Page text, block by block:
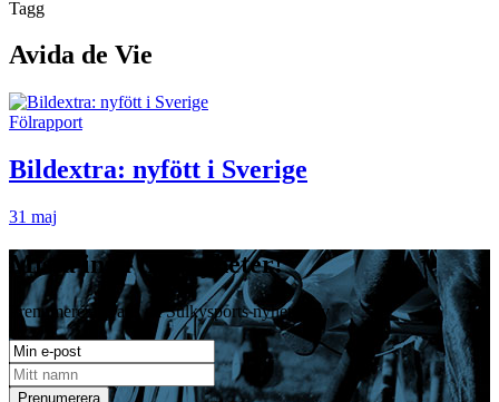
Tagg
Avida de Vie
Fölrapport
Bildextra: nyfött i Sverige
31 maj
Missa inga travnyheter!
Prenumerera gratis på Sulkysports nyhetsbrev